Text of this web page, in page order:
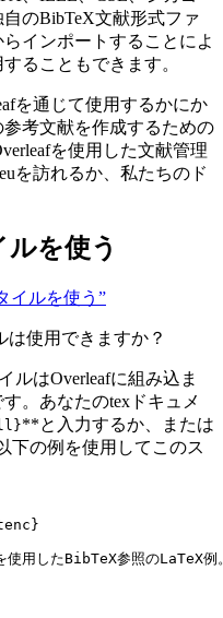
のBibTeX文献形式ファ
インポートすることによ
ることもできます。
を通じて使用するかにか
考文献を作成するための
を使用した文献管理
を訪れるか、私たちのド
ルを使う
イルを使う”
は使用できますか？
ルはOverleafに組み込ま
。あなたのtexドキュメ
**と入力するか、または
下の例を使用してこのス
}
用したBibTeX参照のLaTeX例